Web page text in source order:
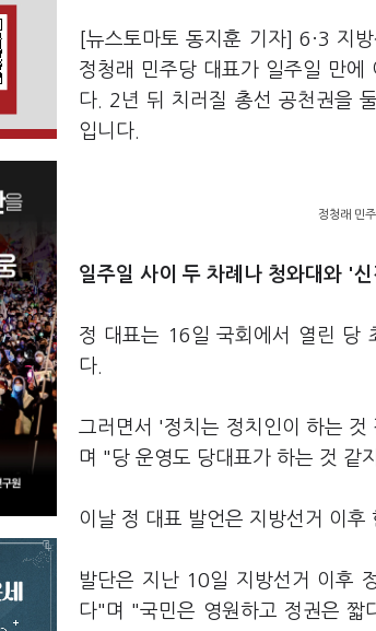
[뉴스토마토 동지훈 기자] 6·3 지
정청래 민주당 대표가 일주일 만에
다. 2년 뒤 치러질 총선 공천권을
입니다.
정청래 민
일주일 사이 두 차례나 청와대와 '
정 대표는 16일 국회에서 열린 당
다.
그러면서 '정치는 정치인이 하는
며 "당 운영도 당대표가 하는 것 같
이날 정 대표 발언은 지방선거 이후
발단은 지난 10일 지방선거 이후
다"며 "국민은 영원하고 정권은 짧